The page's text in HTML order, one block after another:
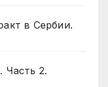
в Сербии.
Часть 2.